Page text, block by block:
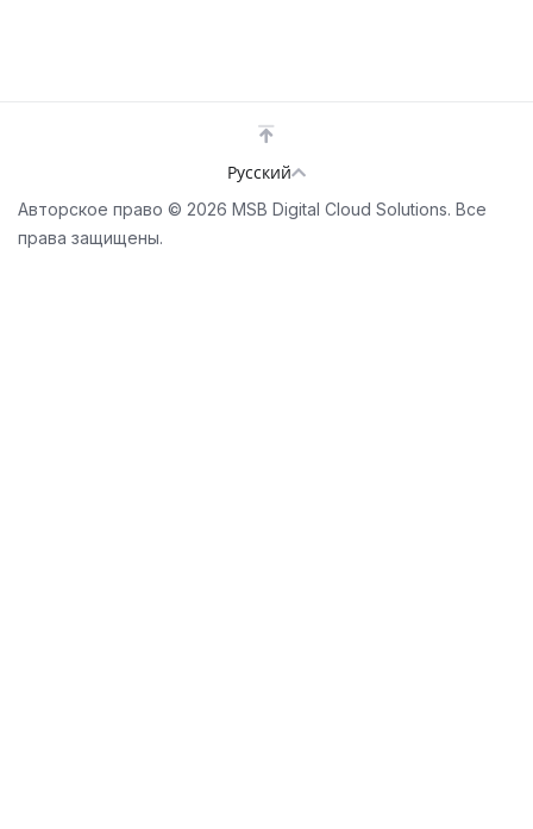
Авторское право © 2026 MSB Digital Cloud Solutions. Все
права защищены.
Русский